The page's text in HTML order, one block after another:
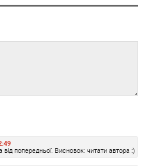
від попередньої. Висновок: читати автора :)